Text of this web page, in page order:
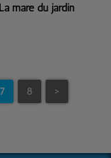
mare du jardin
7 8 >